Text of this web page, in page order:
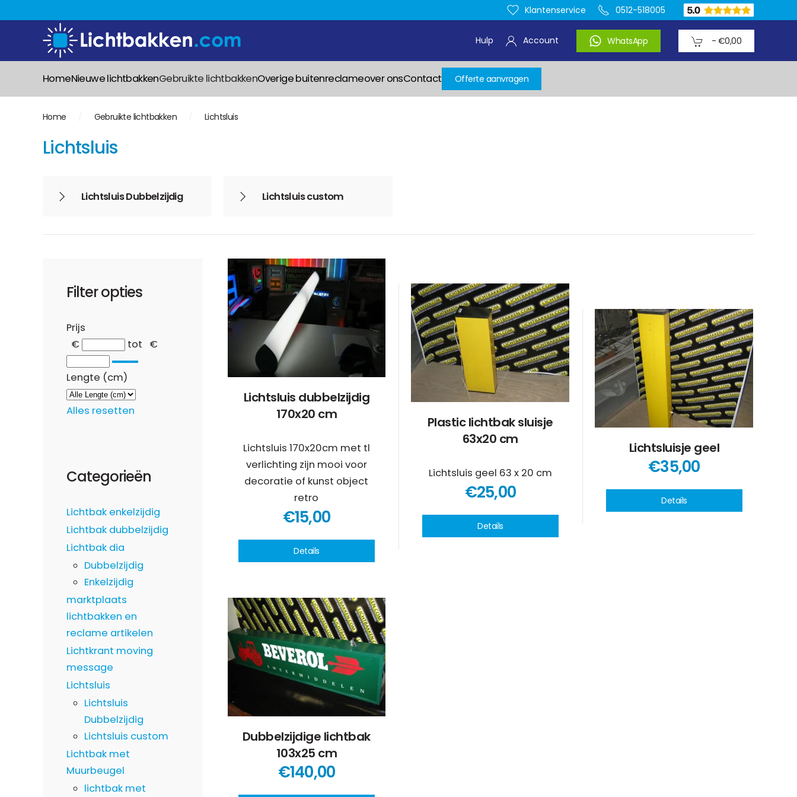
Klantenservice 0512-518005
Hulp Account WhatsApp - €0,00
HomeNieuwe lichtbakkenGebruikte lichtbakkenOverige buitenreclameover onsContact Offerte aanvragen
Home Gebruikte lichtbakken Lichtsluis
Lichtsluis
Lichtsluis Dubbelzijdig Lichtsluis custom
Lichtsluis dubbelzijdig
170x20 cm
Lichtsluis 170x20cm met tl
verlichting zijn mooi voor
decoratie of kunst object
retro
€15,00
Details
Plastic lichtbak sluisje
63x20 cm
Lichtsluis geel 63 x 20 cm
€25,00
Details
Lichtsluisje geel
€35,00
Details
Dubbelzijdige lichtbak
103x25 cm
€140,00
Filter opties
Prijs
€
tot €
Lengte (cm)
Alles resetten
Categorieën
Lichtbak enkelzijdig
Lichtbak dubbelzijdig
Lichtbak dia
Dubbelzijdig
Enkelzijdig
marktplaats
lichtbakken en
reclame artikelen
Lichtkrant moving
message
Lichtsluis
Lichtsluis
Dubbelzijdig
Lichtsluis custom
Lichtbak met
Muurbeugel
lichtbak met